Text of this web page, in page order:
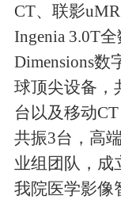
CT、联影
Ingenia 3.0T
Dimensions数
球顶尖设备，
台以及移动
共振3台，高
业组团队，成
我院医学影像